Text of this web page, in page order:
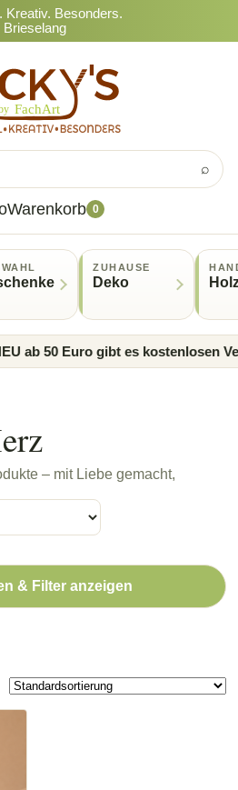
Kreativ. Besonders.
Brieselang
⌕
Warenkorb 0
ZUHAUSE
Deko
ab 50 Euro gibt es kostenlosen
– mit Liebe gemacht,
& Filter anzeigen